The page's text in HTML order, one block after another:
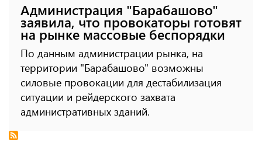
Администрация "Барабашово"
заявила, что провокаторы готовят
на рынке массовые беспорядки
По данным администрации рынка, на
территории "Барабашово" возможны
силовые провокации для дестабилизация
ситуации и рейдерского захвата
административных зданий.